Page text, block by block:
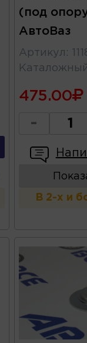
(под
АвтоВаз
Артикул :
475.00
-
В 2-х и